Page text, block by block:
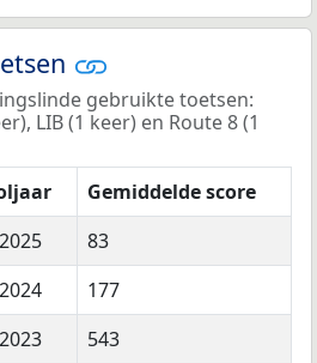
gebruikte toetsen:
LIB (1 keer) en Route 8 (1
Gemiddelde score
83
177
543